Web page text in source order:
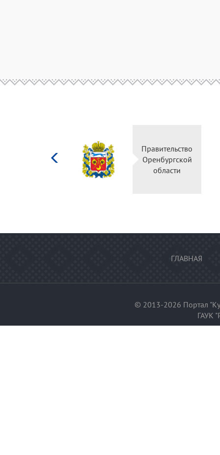
Правительство
Оренбургской
области
ГЛАВНАЯ
© 2013-2026 Портал
ГАУК